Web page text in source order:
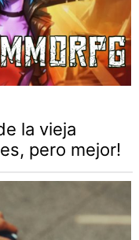
la vieja
pero mejor!